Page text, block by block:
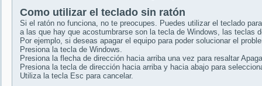
Como utilizar el teclado sin ratón
Si el ratón no funciona, no te preocupes. Puedes utilizar el teclado
a las que hay que acostumbrarse son la tecla de Windows, las teclas
Por ejemplo, si deseas apagar el equipo para poder solucionar el
Presiona la tecla de Windows.
Presiona la flecha de dirección hacia arriba una vez para resaltar
Presiona la tecla de dirección hacia arriba y hacia abajo para
Utiliza la tecla Esc para cancelar.